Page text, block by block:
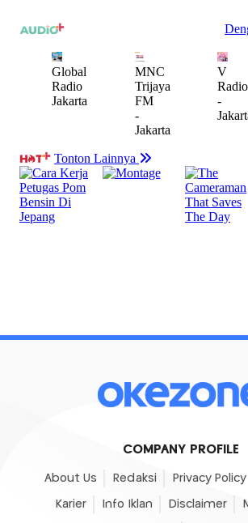
COMPANY PROFILE
About Us Redaksi Privacy Policy
Karier Info Iklan Disclaimer